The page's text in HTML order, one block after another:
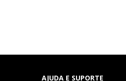
AJUDA E SUPORTE